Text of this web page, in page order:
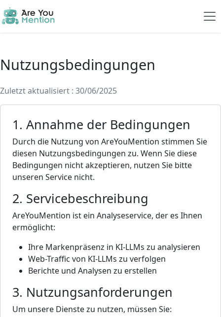
Nutzungsbedingungen
Zuletzt aktualisiert : 30/06/2025
1. Annahme der Bedingungen
Durch die Nutzung von AreYouMention stimmen Sie
diesen Nutzungsbedingungen zu. Wenn Sie diese
Bedingungen nicht akzeptieren, nutzen Sie bitte
unseren Service nicht.
2. Servicebeschreibung
AreYouMention ist ein Analyseservice, der es Ihnen
ermöglicht:
Ihre Markenpräsenz in KI-LLMs zu analysieren
Web-Traffic von KI-LLMs zu verfolgen
Berichte und Analysen zu erstellen
3. Nutzungsanforderungen
Um unsere Dienste zu nutzen, müssen Sie: